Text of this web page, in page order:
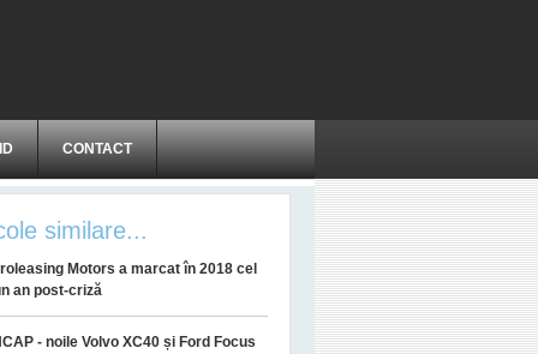
CONTACT
similare...
Motors a marcat în 2018 cel
an post-criză
- noile Volvo XC40 și Ford Focus